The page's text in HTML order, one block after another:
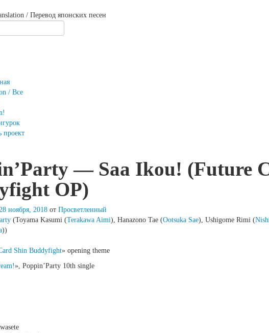
/ Перевод японских песен
/ Все
проект
— Saa Ikou! (Future
OP)
ноября, 2018 от Просветленный
(Toyama Kasumi (Terakawa Aimi), Hanazono Tae (Ootsuka Sae), Ushigome Rimi (
))
Shin Buddyfight» opening theme
», Poppin’Party 10th single